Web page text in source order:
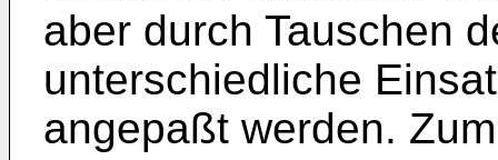
aber durch Tauschen
unterschiedliche
angepaßt werden.